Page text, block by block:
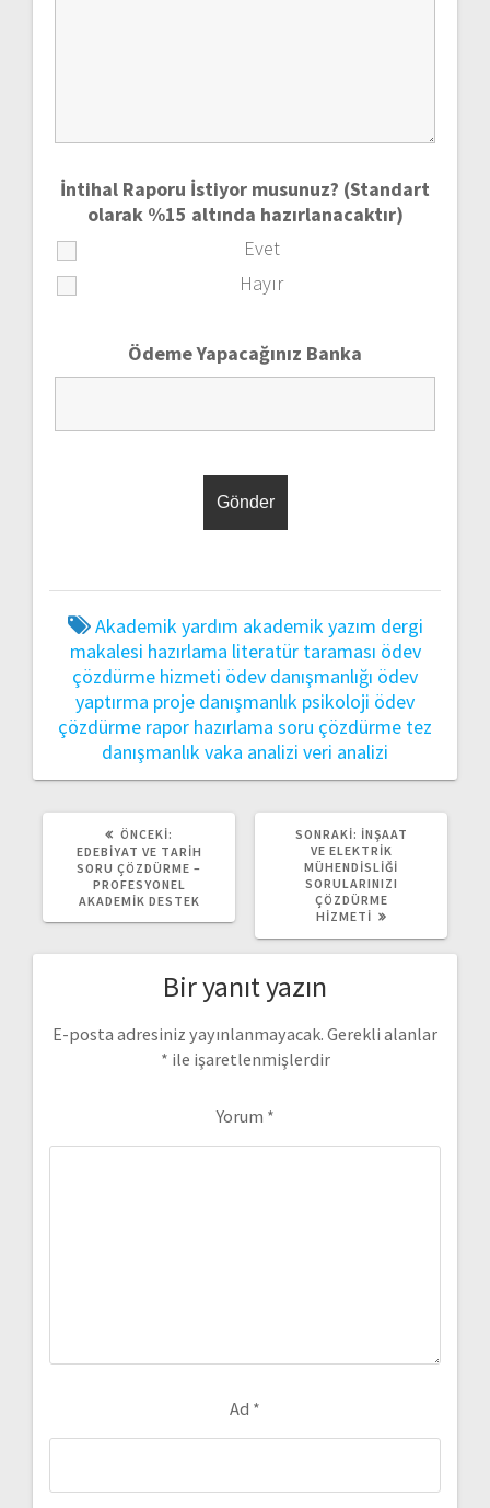
İntihal Raporu İstiyor musunuz? (Standart
olarak %15 altında hazırlanacaktır)
Evet
Hayır
Ödeme Yapacağınız Banka
Akademik yardım akademik yazım dergi
makalesi hazırlama literatür taraması ödev
çözdürme hizmeti ödev danışmanlığı ödev
yaptırma proje danışmanlık psikoloji ödev
çözdürme rapor hazırlama soru çözdürme tez
danışmanlıkvaka analizi veri analizi
ÖNCEKI:
YAZI:
EDEBIYAT VE TARIH
SORU ÇÖZDÜRME –
PROFESYONEL
AKADEMIK DESTEK
SONRAKI: SONRAKI
YAZI:
İNŞAAT
VE ELEKTRIK
MÜHENDISLIĞI
SORULARINIZI
ÇÖZDÜRME
HIZMETI
Bir yanıt yazın
E-posta adresiniz yayınlanmayacak. Gerekli alanlar
* ile işaretlenmişlerdir
Yorum *
Ad *